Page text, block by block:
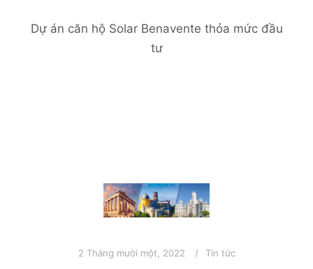
Dự án căn hộ Solar Benavente thỏa mức đầu
tư
2 Tháng mười một, 2022 Tin tức